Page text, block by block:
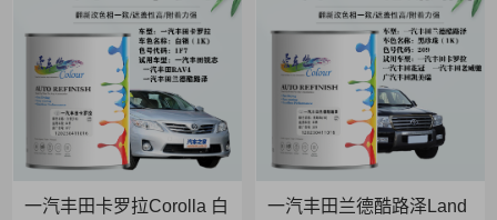
一汽丰田卡罗拉Corolla 白
一汽丰田兰德酷路泽Land